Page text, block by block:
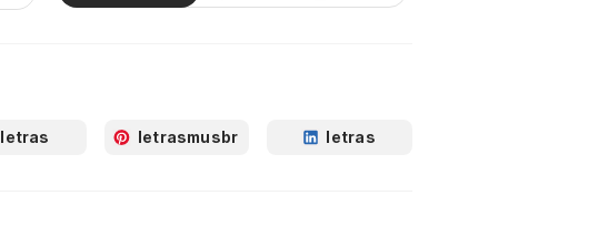
letras letrasmusbr letras